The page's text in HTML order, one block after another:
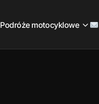
Podróże motocyklowe